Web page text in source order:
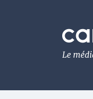
Le
média
de